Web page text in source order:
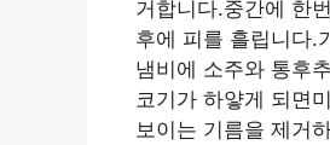
거합니다.중간에 한
후에 피를 흘립니다.
냄비에 소주와 통후
코기가 하얗게 되면
보이는 기름을 제거